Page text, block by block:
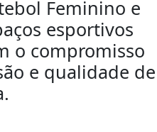
Feminino e
esportivos
o compromisso
e qualidade de